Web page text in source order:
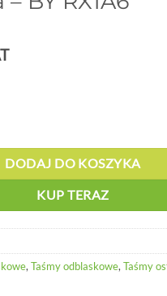
DODAJ DO KOSZYKA
KUP TERAZ
, Taśmy odblaskowe, Taśmy